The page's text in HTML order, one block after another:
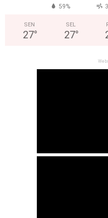
59%
SEN
27°
SEL
27°